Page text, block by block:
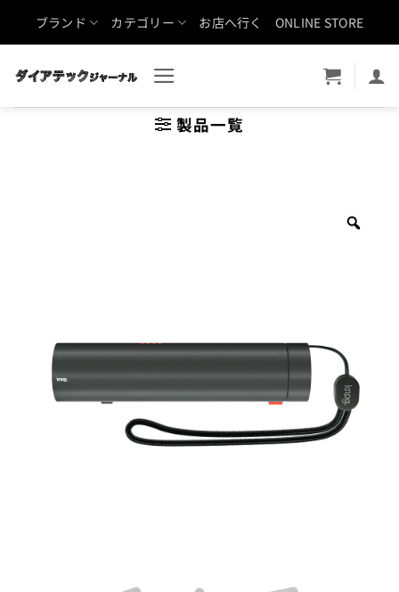
ブランド カテゴリー お店へ行く ONLINE STORE
製品一覧